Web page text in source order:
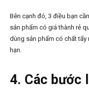
Bên cạnh đó, 3 điều bạn
sản phẩm có giá thành rẻ
dùng sản phẩm có chất tẩy
hạn.
4. Các bước